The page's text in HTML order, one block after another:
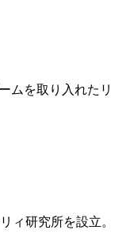
ムを取り入れたリ
ィ研究所を設立。